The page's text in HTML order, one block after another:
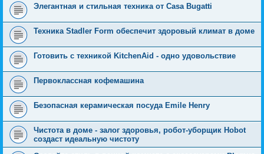
Элегантная и стильная техника от Casa Bugatti
Техника Stadler Form обеспечит здоровый климат в доме
Готовить с техникой KitchenAid - одно удовольствие
Первоклассная кофемашина
Безопасная керамическая посуда Emile Henry
Чистота в доме - залог здоровья, робот-уборщик Hobot
создаст идеальную чистоту